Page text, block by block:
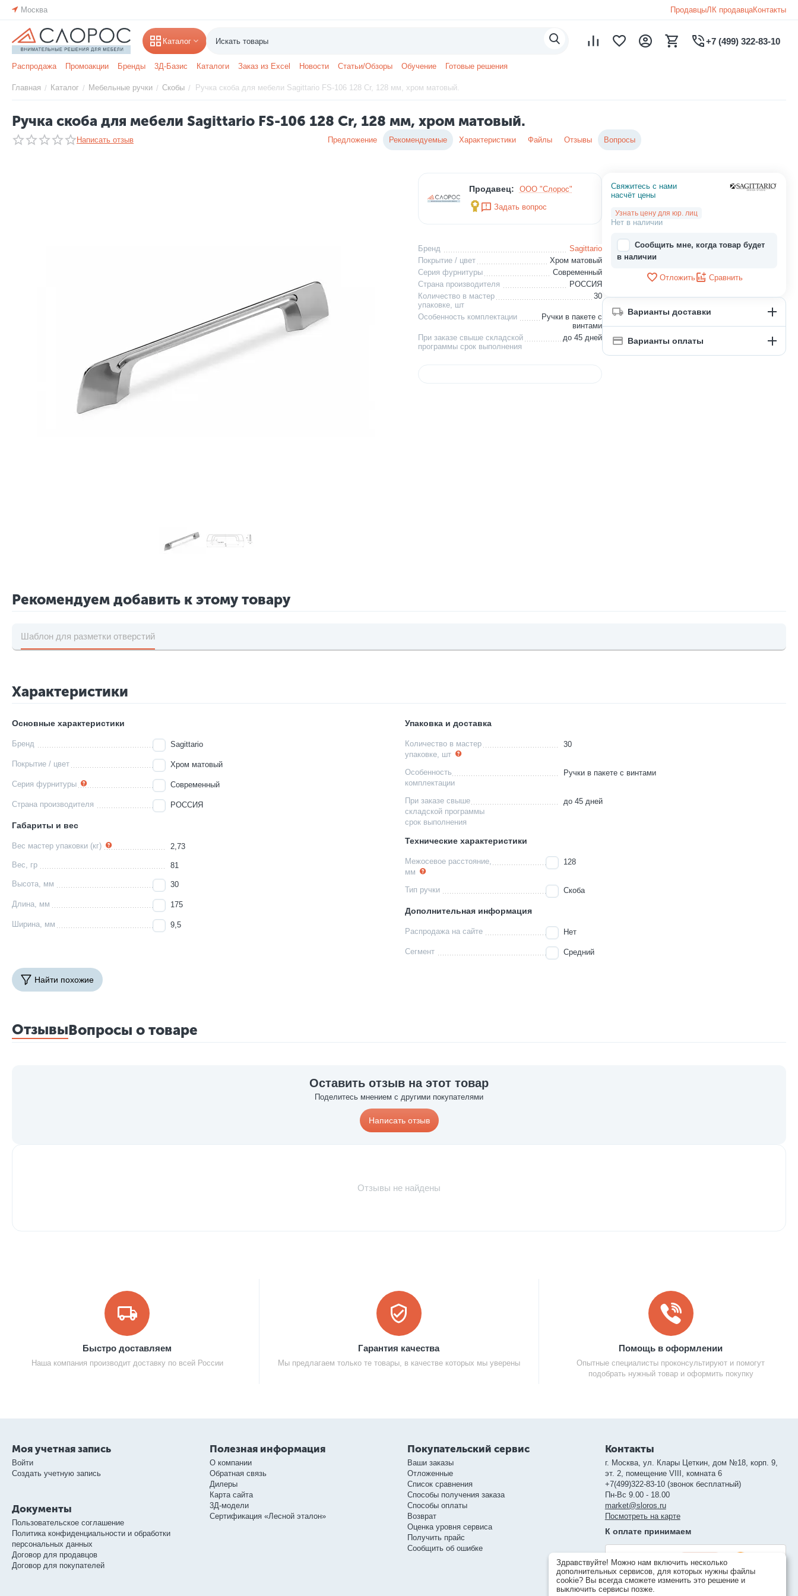
Москва ПродавцыЛК продавцаКонтакты
Каталог +7 (499) 322-83-10
Распродажа Промоакции Бренды 3Д-Базис Каталоги Заказ из Excel Новости Статьи/Обзоры Обучение Готовые решения
Главная / Каталог / Мебельные ручки / Скобы / Ручка скоба для мебели Sagittario FS-106 128 Cr, 128 мм, хром матовый.
Ручка скоба для мебели Sagittario FS-106 128 Cr, 128 мм, хром матовый.
Написать отзыв Предложение Рекомендуемые Характеристики Файлы Отзывы Вопросы
Продавец:
ООО "Слорос"
Задать вопрос
Бренд
Sagittario
Покрытие / цвет
Хром матовый
Серия фурнитуры
Современный
Страна производителя
РОССИЯ
Количество в мастер
упаковке, шт
30
Особенность комплектации
Ручки в пакете с
винтами
При заказе свыше складской
программы срок выполнения
до 45 дней
Свяжитесь с нами
насчёт цены
Узнать цену для юр. лиц
Нет в наличии
Сообщить мне, когда товар будет
в наличии
Отложить Сравнить
Варианты доставки
Варианты оплаты
Рекомендуем добавить к этому товару
Шаблон для разметки отверстий
Характеристики
Основные характеристики
Бренд Sagittario
Покрытие / цвет Хром матовый
Серия фурнитуры Современный
Страна производителя РОССИЯ
Габариты и вес
Вес мастер упаковки (кг) 2,73
Вес, гр 81
Высота, мм 30
Длина, мм 175
Ширина, мм 9,5
Упаковка и доставка
Количество в мастер
упаковке, шт
30
Особенность
комплектации
Ручки в пакете с винтами
При заказе свыше
складской программы
срок выполнения
до 45 дней
Технические характеристики
Межосевое расстояние,
мм
128
Тип ручки Скоба
Дополнительная информация
Распродажа на сайте Нет
Сегмент Средний
Найти похожие
ОтзывыВопросы о товаре
Оставить отзыв на этот товар
Поделитесь мнением с другими покупателями
Написать отзыв
Отзывы не найдены
Быстро доставляем
Наша компания производит доставку по всей России
Гарантия качества
Мы предлагаем только те товары, в качестве которых мы уверены
Помощь в оформлении
Опытные специалисты проконсультируют и помогут
подобрать нужный товар и оформить покупку
Моя учетная запись
Войти
Создать учетную запись
Документы
Пользовательское соглашение
Политика конфиденциальности и обработки
персональных данных
Договор для продавцов
Договор для покупателей
Полезная информация
О компании
Обратная связь
Дилеры
Карта сайта
3Д-модели
Сертификация «Лесной эталон»
Покупательский сервис
Ваши заказы
Отложенные
Список сравнения
Способы получения заказа
Способы оплаты
Возврат
Оценка уровня сервиса
Получить прайс
Сообщить об ошибке
Контакты
г. Москва, ул. Клары Цеткин, дом №18, корп. 9,
эт. 2, помещение VIII, комната 6
+7(499)322-83-10 (звонок бесплатный)
Пн-Вс 9.00 - 18.00
market@sloros.ru
Посмотреть на карте
К оплате принимаем
Здравствуйте! Можно нам включить несколько
дополнительных сервисов, для которых нужны файлы
cookie? Вы всегда сможете изменить это решение и
выключить сервисы позже.